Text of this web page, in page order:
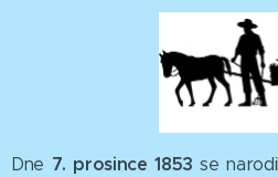
Dne 7. prosince 1853 se